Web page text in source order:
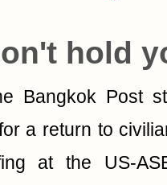
hold
Bangkok Post
a return to
at the US-